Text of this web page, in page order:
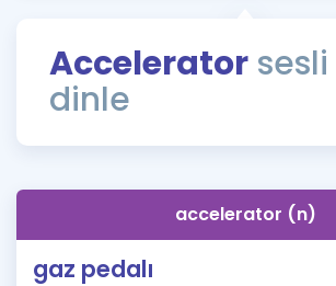
ÖSYM Sınav Takvimi
Kampanyalar
İngilizce Gramer
Accelerator sesli
dinle
accelerator (n)
gaz pedalı